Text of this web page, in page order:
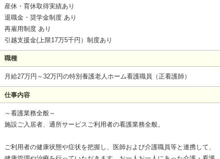
産休・育休取得実績あり
退職金・奨学金制度 あり
再雇用制度 あり
引越支援金(上限17万5千円）制度あり
職種
月給27万円～32万円の特別養護老人ホーム看護職員（正看護師）
仕事内容
～看護業務全般～
施設ご入居者、通所サービスご利用者の看護業務全般。
ご利用者の健康状態や症状を把握し、医師および介護職員等と連携して、